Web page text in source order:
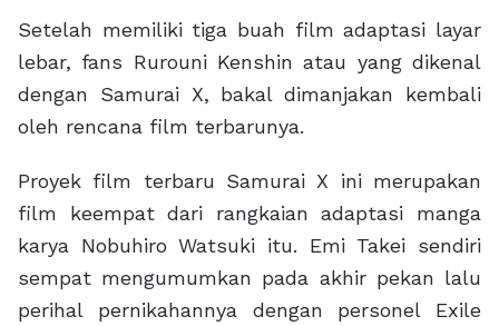
Setelah memiliki tiga buah film adaptasi layar
lebar, fans Rurouni Kenshin atau yang dikenal
dengan Samurai X, bakal dimanjakan kembali
oleh rencana film terbarunya.
Proyek film terbaru Samurai X ini merupakan
film keempat dari rangkaian adaptasi manga
karya Nobuhiro Watsuki itu. Emi Takei sendiri
sempat mengumumkan pada akhir pekan lalu
perihal pernikahannya dengan personel Exile